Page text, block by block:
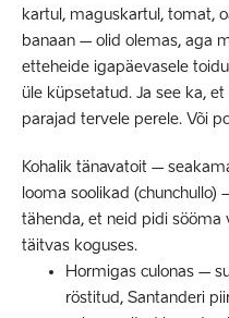
kartul, maguskartul, tomat,
banaan – olid olemas, aga
etteheide igapäevasele
üle küpsetatud. Ja see ka,
parajad tervele perele. Või
Kohalik tänavatoit –
looma soolikad (chunchullo)
tähenda, et neid pidi sööma
täitvas koguses.
Hormigas culonas –
röstitud, Santanderi